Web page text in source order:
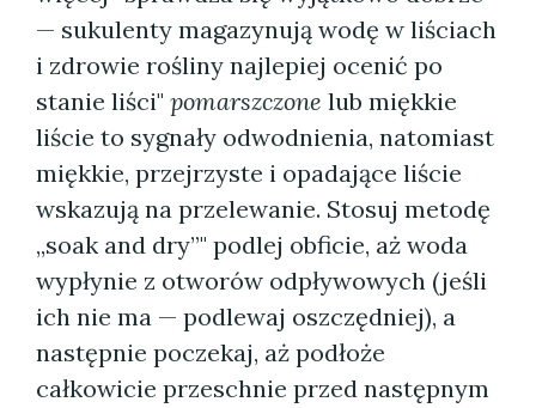
— sukulenty magazynują wodę w liściach
i zdrowie rośliny najlepiej ocenić po
stanie liści" pomarszczone lub miękkie
liście to sygnały odwodnienia, natomiast
miękkie, przejrzyste i opadające liście
wskazują na przelewanie. Stosuj metodę
„soak and dry”" podlej obficie, aż woda
wypłynie z otworów odpływowych (jeśli
ich nie ma — podlewaj oszczędniej), a
następnie poczekaj, aż podłoże
całkowicie przeschnie przed następnym